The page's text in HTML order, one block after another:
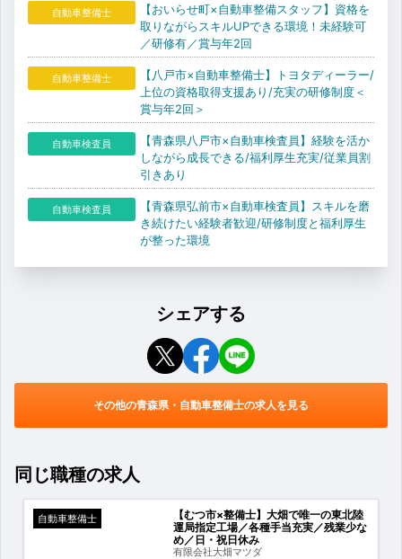
自動車整備士
【おいらせ町×自動車整備スタッフ】資格を
取りながらスキルUPできる環境！未経験可
／研修有／賞与年2回
自動車整備士
【八戸市×自動車整備士】トヨタディーラー/
上位の資格取得支援あり/充実の研修制度＜
賞与年2回＞
自動車検査員
【青森県八戸市×自動車検査員】経験を活か
しながら成長できる/福利厚生充実/従業員割
引きあり
自動車検査員
【青森県弘前市×自動車検査員】スキルを磨
き続けたい経験者歓迎/研修制度と福利厚生
が整った環境
シェアする
その他の青森県・自動車整備士の求人を見る
同じ職種の求人
自動車整備士
【むつ市×整備士】大畑で唯一の東北陸
運局指定工場／各種手当充実／残業少な
め／日・祝日休み
有限会社大畑マツダ